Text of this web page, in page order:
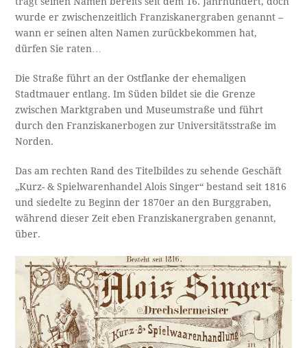
wurde er zwischenzeitlich Franziskanergraben genannt –
wann er seinen alten Namen zurückbekommen hat,
dürfen Sie raten…
Die Straße führt an der Ostflanke der ehemaligen
Stadtmauer entlang. Im Süden bildet sie die Grenze
zwischen Marktgraben und Museumstraße und führt
durch den Franziskanerbogen zur Universitätsstraße im
Norden.
Das am rechten Rand des Titelbildes zu sehende Geschäft
„Kurz- & Spielwarenhandel Alois Singer“ bestand seit 1816
und siedelte zu Beginn der 1870er an den Burggraben,
während dieser Zeit eben Franziskanergraben genannt,
über.